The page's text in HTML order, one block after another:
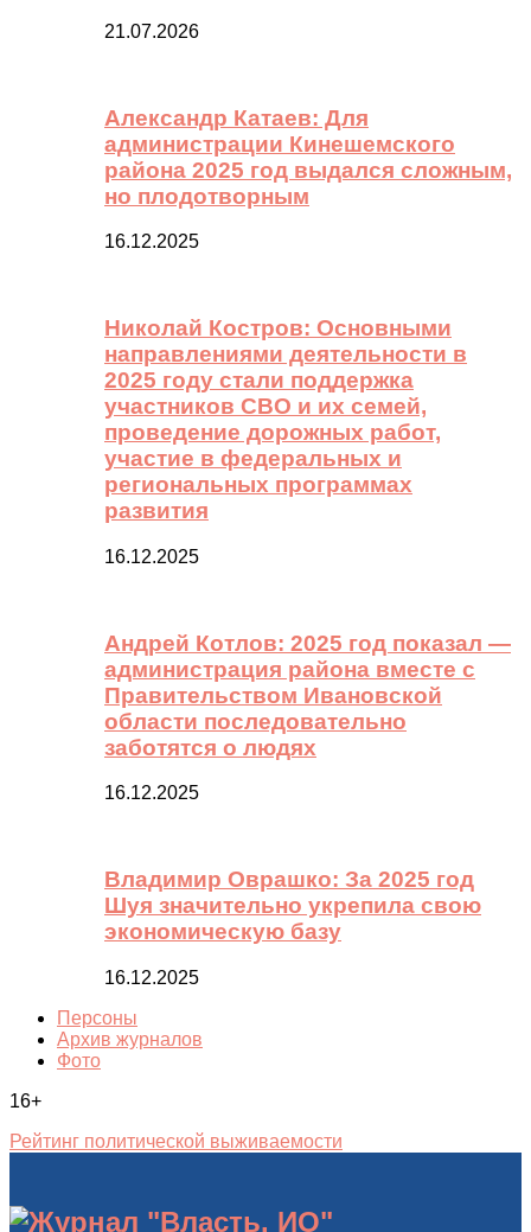
21.07.2026
Александр Катаев: Для
администрации Кинешемского
района 2025 год выдался сложным,
но плодотворным
16.12.2025
Николай Костров: Основными
направлениями деятельности в
2025 году стали поддержка
участников СВО и их семей,
проведение дорожных работ,
участие в федеральных и
региональных программах
развития
16.12.2025
Андрей Котлов: 2025 год показал —
администрация района вместе с
Правительством Ивановской
области последовательно
заботятся о людях
16.12.2025
Владимир Оврашко: За 2025 год
Шуя значительно укрепила свою
экономическую базу
16.12.2025
Персоны
Архив журналов
Фото
16+
Рейтинг политической выживаемости